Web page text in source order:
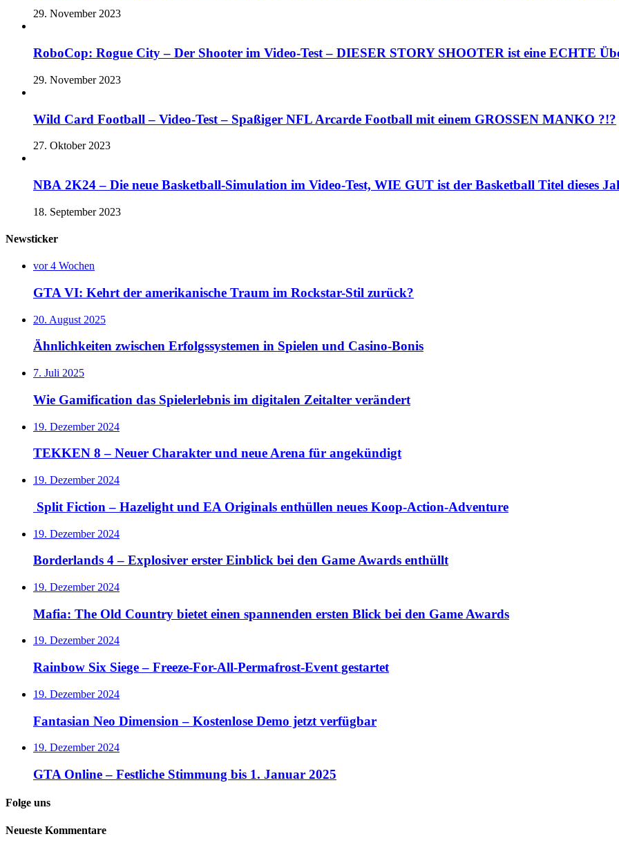
29. November 2023
RoboCop: Rogue City – Der Shooter im Video-Test – DIESER STORY SHOOTER ist eine ECHTE
29. November 2023
Wild Card Football – Video-Test – Spaßiger NFL Arcarde Football mit einem GROSSEN MANKO ?!?
27. Oktober 2023
NBA 2K24 – Die neue Basketball-Simulation im Video-Test, WIE GUT ist der Basketball Titel dieses
18. September 2023
Newsticker
vor 4 Wochen
GTA VI: Kehrt der amerikanische Traum im Rockstar-Stil zurück?
20. August 2025
Ähnlichkeiten zwischen Erfolgssystemen in Spielen und Casino‑Bonis
7. Juli 2025
Wie Gamification das Spielerlebnis im digitalen Zeitalter verändert
19. Dezember 2024
TEKKEN 8 – Neuer Charakter und neue Arena für angekündigt
19. Dezember 2024
Split Fiction – Hazelight und EA Originals enthüllen neues Koop-Action-Adventure
19. Dezember 2024
Borderlands 4 – Explosiver erster Einblick bei den Game Awards enthüllt
19. Dezember 2024
Mafia: The Old Country bietet einen spannenden ersten Blick bei den Game Awards
19. Dezember 2024
Rainbow Six Siege – Freeze-For-All-Permafrost-Event gestartet
19. Dezember 2024
Fantasian Neo Dimension – Kostenlose Demo jetzt verfügbar
19. Dezember 2024
GTA Online – Festliche Stimmung bis 1. Januar 2025
Folge uns
Neueste Kommentare